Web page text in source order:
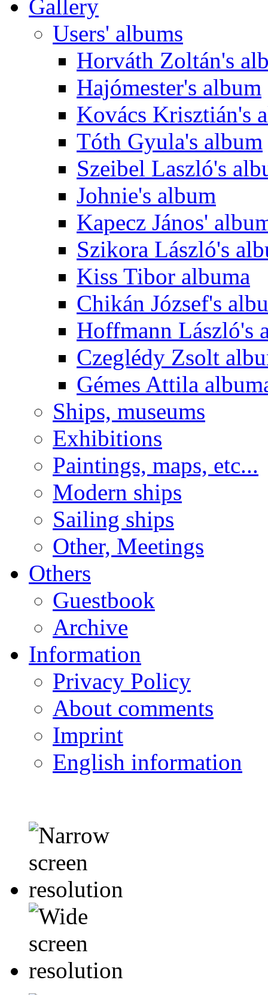
Gallery
Users' albums
Horváth Zoltán's
Hajómester's album
Kovács Krisztián's
Tóth Gyula's album
Szeibel Laszló's
Johnie's album
Kapecz János'
Szikora László's
Kiss Tibor albuma
Chikán József's
Hoffmann László's
Czeglédy Zsolt
Gémes Attila
Ships, museums
Exhibitions
Paintings, maps, etc...
Modern ships
Sailing ships
Other, Meetings
Others
Guestbook
Archive
Information
Privacy Policy
About comments
Imprint
English information